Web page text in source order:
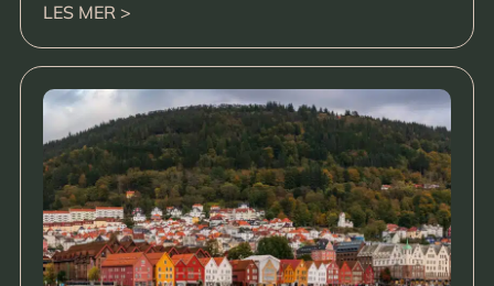
LES MER >